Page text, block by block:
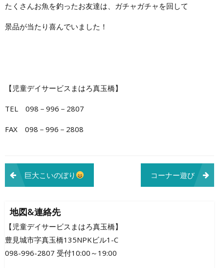
たくさんお魚を釣ったお友達は、ガチャガチャを回して
景品が当たり喜んでいました！
【児童デイサービスまはろ真玉橋】
TEL 098－996－2807
FAX 098－996－2808
投
稿
ナ
ビ
ゲ
巨大こいのぼり コーナー遊び
地図&連絡先
【児童デイサービスまはろ真玉橋】
豊見城市字真玉橋135NPKビル1-C
098-996-2807 受付10:00～19:00